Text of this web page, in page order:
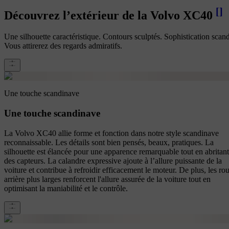
Découvrez l’extérieur de la Volvo XC40 []
Une silhouette caractéristique. Contours sculptés. Sophistication
Vous attirerez des regards admiratifs.
Une touche scandinave
Une touche scandinave
La Volvo XC40 allie forme et fonction dans notre style scandinave
reconnaissable. Les détails sont bien pensés, beaux, pratiques. La
silhouette est élancée pour une apparence remarquable tout en abritant
des capteurs. La calandre expressive ajoute à l’allure puissante de la
voiture et contribue à refroidir efficacement le moteur. De plus, les
arrière plus larges renforcent l'allure assurée de la voiture tout en
optimisant la maniabilité et le contrôle.